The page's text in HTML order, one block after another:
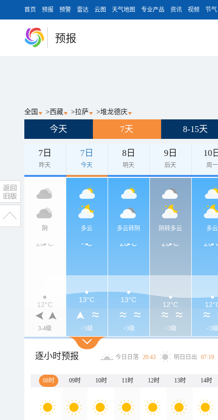
首页 预报 预警 雷达 云图 天气地图 专业产品 资讯 视频 节气
预报
全国 >西藏 >拉萨 >堆龙德庆
今天 7天 8-15天
7日
昨天
7日
今天
8日
明天
9日
后天
10
周一
阴
3-4级
多云
<3级
多云转阴
<3级
阴转多云
<3级
多云
<3级
28°C -°C 26°C 26°C
12°C
13°C 13°C
12°C
逐小时预报 今日日落 20:43 明日日出 07:19
08时 09时 10时 11时 12时 13时 14时